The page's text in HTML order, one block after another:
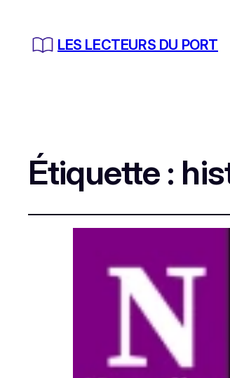
LES LECTEURS DU PORT
Étiquette :